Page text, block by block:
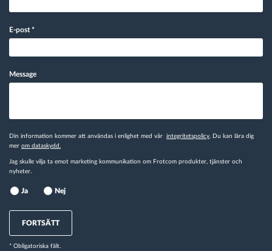
E-post*
Message
Din information kommer att användas i enlighet med vår integritetspolicy . Du kan lära dig
mer om dataskydd.
Jag skulle vilja ta emot marketing kommunikation om Frotcom produkter, tjänster och
nyheter.
Ja Nej
FORTSÄTT
* Obligatoriska fält.